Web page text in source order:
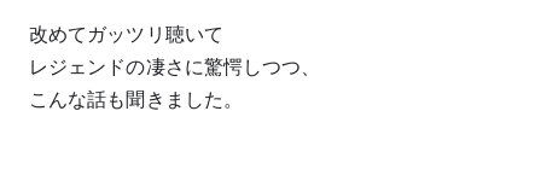
改めてガッツリ聴いて
レジェンドの凄さに驚愕しつつ、
こんな話も聞きました。